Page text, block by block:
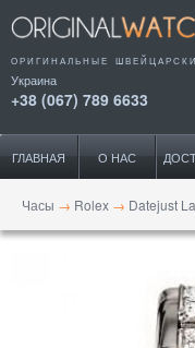
ОРИГИНАЛЬНЫЕ
Украина
+38 (067) 789 6633
ГЛАВНАЯ О НАС
Часы → Rolex → Datejust